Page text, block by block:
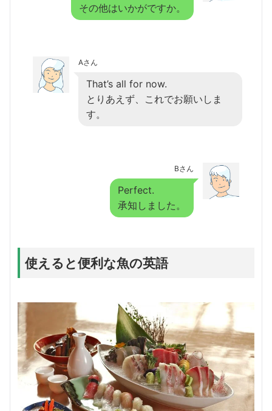
その他はいかがですか。
Aさん
That’s all for now.
とりあえず、これでお願いしま
す。
Bさん
Perfect.
承知しました。
使えると便利な魚の英語